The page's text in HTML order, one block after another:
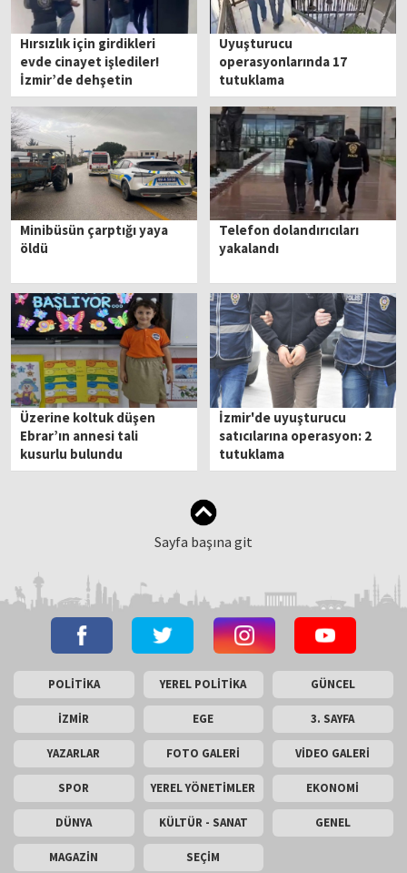
Hırsızlık için girdikleri
evde cinayet işlediler!
İzmir’de dehşetin
detayları...
Uyuşturucu
operasyonlarında 17
tutuklama
Minibüsün çarptığı yaya
öldü
Telefon dolandırıcıları
yakalandı
Üzerine koltuk düşen
Ebrar’ın annesi tali
kusurlu bulundu
İzmir'de uyuşturucu
satıcılarına operasyon: 2
tutuklama
Sayfa başına git
POLİTİKA YEREL POLİTİKA GÜNCEL
İZMİR EGE 3. SAYFA
YAZARLAR FOTO GALERİ VİDEO GALERİ
SPOR YEREL YÖNETİMLER EKONOMİ
DÜNYA KÜLTÜR - SANAT GENEL
MAGAZİN SEÇİM